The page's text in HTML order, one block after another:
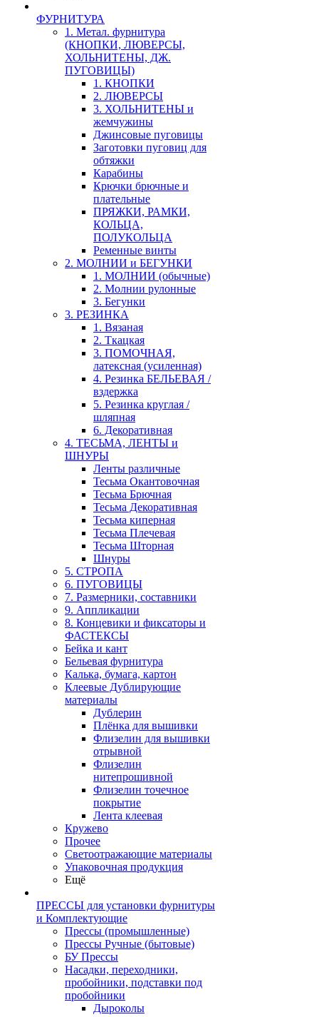
ФУРНИТУРА
1. Метал. фурнитура
(КНОПКИ, ЛЮВЕРСЫ,
ХОЛЬНИТЕНЫ, ДЖ.
ПУГОВИЦЫ)
1. КНОПКИ
2. ЛЮВЕРСЫ
3. ХОЛЬНИТЕНЫ и
жемчужины
Джинсовые пуговицы
Заготовки пуговиц для
обтяжки
Карабины
Крючки брючные и
плательные
ПРЯЖКИ, РАМКИ,
КОЛЬЦА,
ПОЛУКОЛЬЦА
Ременные винты
2. МОЛНИИ и БЕГУНКИ
1. МОЛНИИ (обычные)
2. Молнии рулонные
3. Бегунки
3. РЕЗИНКА
1. Вязаная
2. Ткацкая
3. ПОМОЧНАЯ,
латексная (усиленная)
4. Резинка БЕЛЬЕВАЯ /
вздержка
5. Резинка круглая /
шляпная
6. Декоративная
4. ТЕСЬМА, ЛЕНТЫ и
ШНУРЫ
Ленты различные
Тесьма Окантовочная
Тесьма Брючная
Тесьма Декоративная
Тесьма киперная
Тесьма Плечевая
Тесьма Шторная
Шнуры
5. СТРОПА
6. ПУГОВИЦЫ
7. Размерники, составники
9. Аппликации
8. Концевики и фиксаторы и
ФАСТЕКСЫ
Бейка и кант
Бельевая фурнитура
Калька, бумага, картон
Клеевые Дублирующие
материалы
Дублерин
Плёнка для вышивки
Флизелин для вышивки
отрывной
Флизелин
нитепрошивной
Флизелин точечное
покрытие
Лента клеевая
Кружево
Прочее
Светоотражающие материалы
Упаковочная продукция
Ещё
ПРЕССЫ для установки фурнитуры
и Комплектующие
Прессы (промышленные)
Прессы Ручные (бытовые)
БУ Прессы
Насадки, переходники,
пробойники, подставки под
пробойники
Дыроколы